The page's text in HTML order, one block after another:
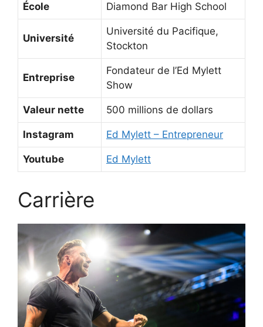
École Diamond Bar High School
Université
Université du Pacifique,
Stockton
Entreprise
Fondateur de l’Ed Mylett
Show
Valeur nette 500 millions de dollars
Instagram Ed Mylett – Entrepreneur
Youtube Ed Mylett
Carrière